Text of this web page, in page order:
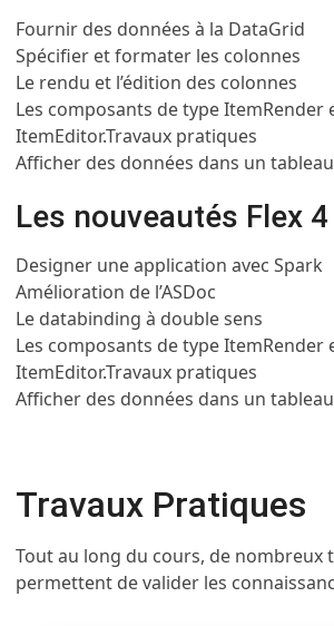
Fournir des données à la DataGrid
Spécifier et formater les colonnes
Le rendu et l’édition des colonnes
Les composants de type ItemRender
ItemEditor.Travaux pratiques
Afficher des données dans un
Les nouveautés Flex 4
Designer une application avec Spark
Amélioration de l’ASDoc
Le databinding à double sens
Les composants de type ItemRender
ItemEditor.Travaux pratiques
Afficher des données dans un
Travaux Pratiques
Tout au long du cours, de nombreux
permettent de valider les